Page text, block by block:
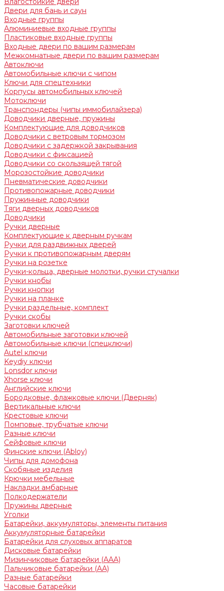
Двери для бань и саун
Входные группы
Алюминиевые входные группы
Пластиковые входные группы
Входные двери по вашим размерам
Межкомнатные двери по вашим размерам
Автоключи
Автомобильные ключи с чипом
Ключи для спецтехники
Корпусы автомобильных ключей
Мотоключи
Транспондеры (чипы иммобилайзера)
Доводчики дверные, пружины
Комплектующие для доводчиков
Доводчики с ветровым тормозом
Доводчики с задержкой закрывания
Доводчики с фиксацией
Доводчики со скользящей тягой
Морозостойкие доводчики
Пневматические доводчики
Противопожарные доводчики
Пружинные доводчики
Тяги дверных доводчиков
Доводчики
Ручки дверные
Комплектующие к дверным ручкам
Ручки для раздвижных дверей
Ручки к противопожарным дверям
Ручки на розетке
Ручки-кольца, дверные молотки, ручки стучалки
Ручки кнобы
Ручки кнопки
Ручки на планке
Ручки раздельные, комплект
Ручки скобы
Заготовки ключей
Автомобильные заготовки ключей
Автомобильные ключи (спецключи)
Autel ключи
Keydiy ключи
Lonsdor ключи
Xhorse ключи
Английские ключи
Бородковые, флажковые ключи (Дверняк)
Вертикальные ключи
Крестовые ключи
Помповые, трубчатые ключи
Разные ключи
Сейфовые ключи
Финские ключи (Abloy)
Чипы для домофона
Скобяные изделия
Крючки мебельные
Накладки амбарные
Полкодержатели
Пружины дверные
Уголки
Батарейки, аккумуляторы, элементы питания
Аккумуляторные батарейки
Батарейки для слуховых аппаратов
Дисковые батарейки
Мизинчиковые батарейки (AAA)
Пальчиковые батарейки (AA)
Разные батарейки
Часовые батарейки